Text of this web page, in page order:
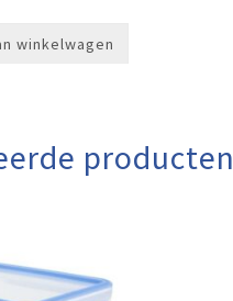
winkelwagen
producten